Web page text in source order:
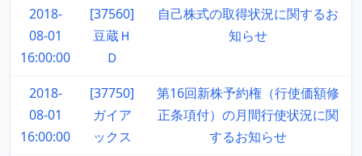
2018-
08-01
16:00:00
[37560]
豆蔵Ｈ
Ｄ
自己株式の取得状況に関するお
知らせ
2018-
08-01
16:00:00
[37750]
ガイア
ックス
第16回新株予約権（行使価額修
正条項付）の月間行使状況に関
するお知らせ